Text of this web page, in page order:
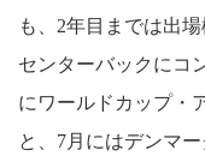
も、2年目までは出
センターバックにコ
にワールドカップ・
と、7月にはデンマ